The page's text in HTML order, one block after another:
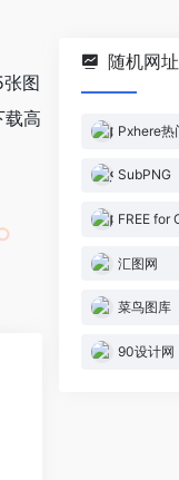
图
载高
随机网址
SubPNG
汇图网
菜鸟图库
90设计网